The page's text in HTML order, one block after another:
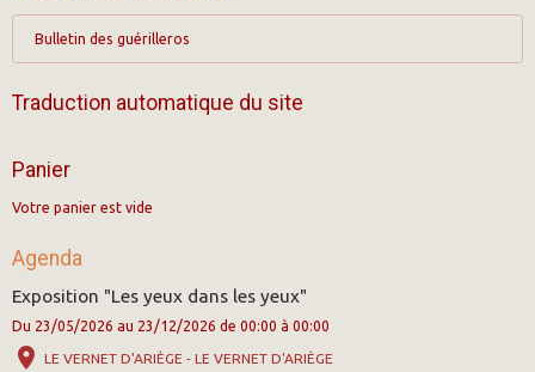
Bulletin des guérilleros
Traduction automatique du site
Panier
Votre panier est vide
Agenda
Exposition "Les yeux dans les yeux"
Du 23/05/2026 au 23/12/2026 de 00:00 à 00:00
LE VERNET D'ARIÈGE - LE VERNET D'ARIÈGE